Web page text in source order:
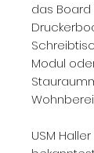
das
Modul
USM